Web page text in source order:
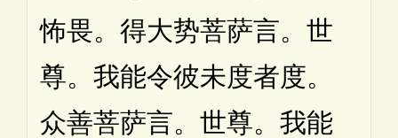
怖畏。得大势菩萨言。世
尊。我能令彼未度者度。
众善菩萨言。世尊。我能